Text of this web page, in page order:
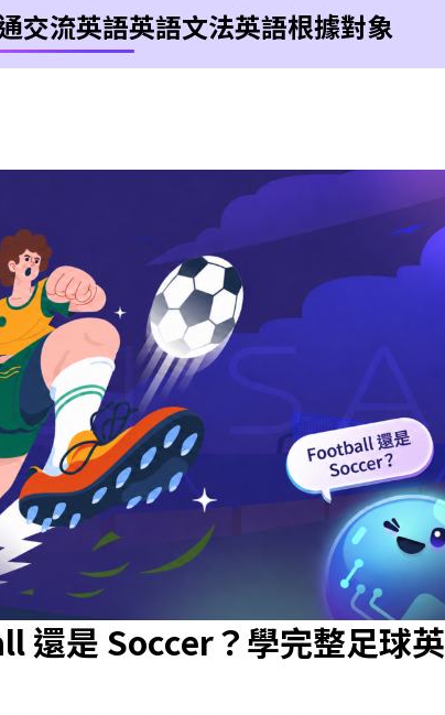
交流英語英語文法英語根據對象
還是 Soccer？學完整足球英